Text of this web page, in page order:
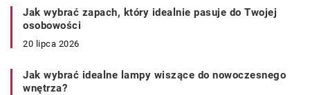
Jak wybrać zapach, który idealnie pasuje do Twojej
osobowości
20 lipca 2026
Jak wybrać idealne lampy wiszące do nowoczesnego
wnętrza?